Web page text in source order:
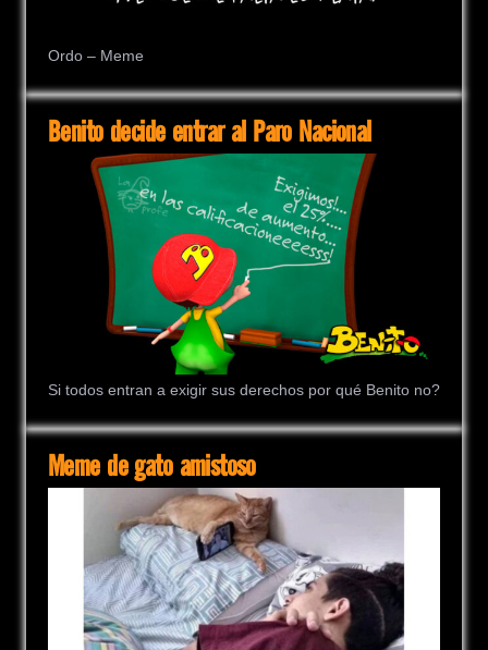
Ordo – Meme
Benito decide entrar al Paro Nacional
Si todos entran a exigir sus derechos por qué Benito no?
Meme de gato amistoso